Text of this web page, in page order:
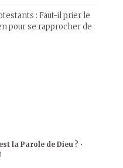
: Faut-il prier le
pour se rapprocher de
la Parole de Dieu ? •